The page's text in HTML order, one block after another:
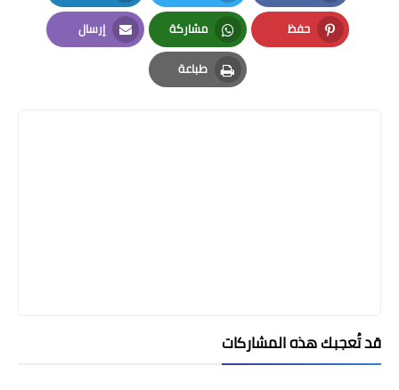
Facebook
Twitter
LinkedIn
حفظ
Pinterest
مشاركة
Whatsapp
إرسال
Email
طباعة
Print
قد تُعجبك هذه المشاركات